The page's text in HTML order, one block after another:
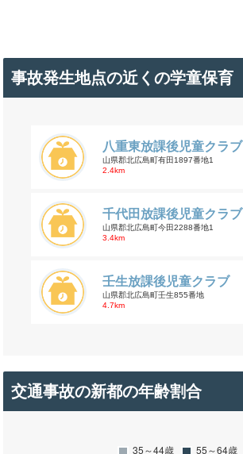
事故発生地点の近くの学童保育
八重東放課後児童クラブ
山県郡北広島町有田1897番地1
2.4km
千代田放課後児童クラブ
山県郡北広島町今田2288番地1
3.4km
壬生放課後児童クラブ
山県郡北広島町壬生855番地
4.7km
交通事故の新都の年齢割合